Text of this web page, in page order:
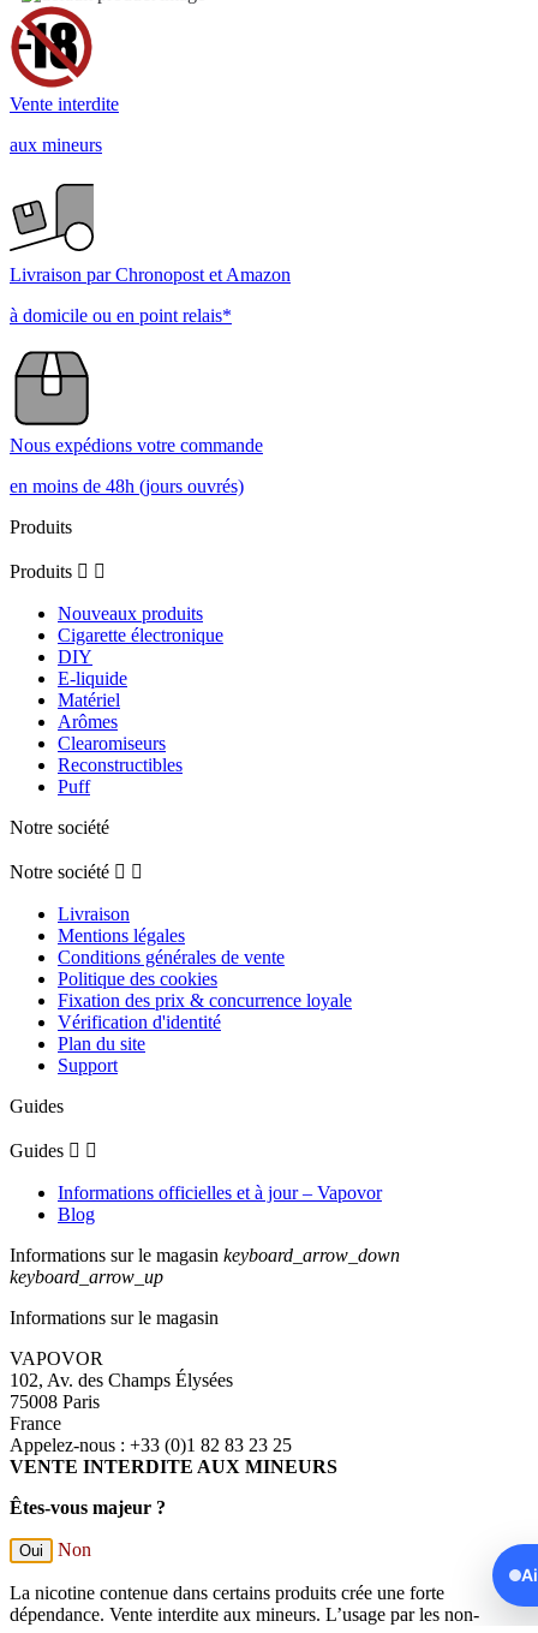
Vente interdite
aux mineurs
Livraison par Chronopost et Amazon
à domicile ou en point relais*
Nous expédions votre commande
en moins de 48h (jours ouvrés)
Produits
Produits  
Nouveaux produits
Cigarette électronique
DIY
E-liquide
Matériel
Arômes
Clearomiseurs
Reconstructibles
Puff
Notre société
Notre société  
Livraison
Mentions légales
Conditions générales de vente
Politique des cookies
Fixation des prix & concurrence loyale
Vérification d'identité
Plan du site
Support
Guides
Guides  
Informations officielles et à jour – Vapovor
Blog
Informations sur le magasin keyboard_arrow_down
keyboard_arrow_up
Informations sur le magasin
VAPOVOR
102, Av. des Champs Élysées
75008 Paris
France
Appelez-nous : +33 (0)1 82 83 23 25
VENTE INTERDITE AUX MINEURS
Êtes-vous majeur ?
Oui Non
La nicotine contenue dans certains produits crée une forte
dépendance. Vente interdite aux mineurs. L’usage par les non-